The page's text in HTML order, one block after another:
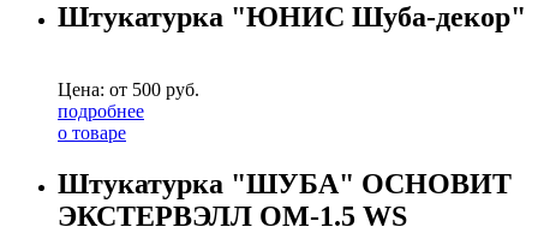
Штукатурка "ЮНИС Шуба-декор"
Цена: от 500 руб.
подробнее
о товаре
Штукатурка "ШУБА" ОСНОВИТ
ЭКСТЕРВЭЛЛ OM-1.5 WS